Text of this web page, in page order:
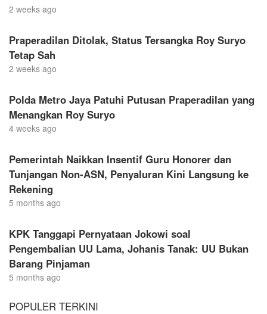
2 weeks ago
Praperadilan Ditolak, Status Tersangka Roy Suryo
Tetap Sah
2 weeks ago
Polda Metro Jaya Patuhi Putusan Praperadilan yang
Menangkan Roy Suryo
4 weeks ago
Pemerintah Naikkan Insentif Guru Honorer dan
Tunjangan Non-ASN, Penyaluran Kini Langsung ke
Rekening
5 months ago
KPK Tanggapi Pernyataan Jokowi soal
Pengembalian UU Lama, Johanis Tanak: UU Bukan
Barang Pinjaman
5 months ago
POPULER TERKINI